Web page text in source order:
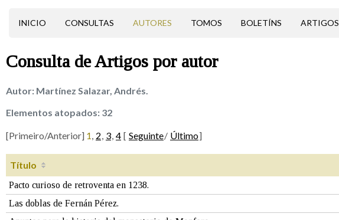
INICIO CONSULTAS AUTORES TOMOS BOLETÍNS ARTIGOS
Consulta deArtigos por autor
Autor: Martínez Salazar, Andrés.
Elementos atopados: 32
[Primeiro/Anterior] 1, 2, 3, 4 [ Seguinte/ Último]
Título
Pacto curioso de retroventa en 1238.
Las doblas de Fernán Pérez.